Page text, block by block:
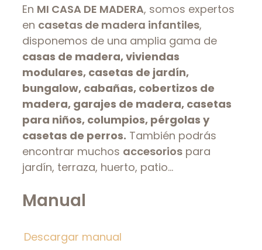
En MI CASA DE MADERA, somos expertos
en casetas de madera infantiles,
disponemos de una amplia gama de
casas de madera, viviendas
modulares, casetas de jardín,
bungalow, cabañas, cobertizos de
madera, garajes de madera, casetas
para niños, columpios, pérgolas y
casetas de perros. También podrás
encontrar muchos accesorios para
jardín, terraza, huerto, patio…
Manual
Descargar manual